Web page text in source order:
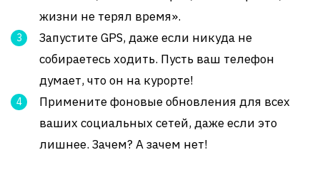
жизни не терял время».
Запустите GPS, даже если никуда не
собираетесь ходить. Пусть ваш телефон
думает, что он на курорте!
Примените фоновые обновления для всех
ваших социальных сетей, даже если это
лишнее. Зачем? А зачем нет!